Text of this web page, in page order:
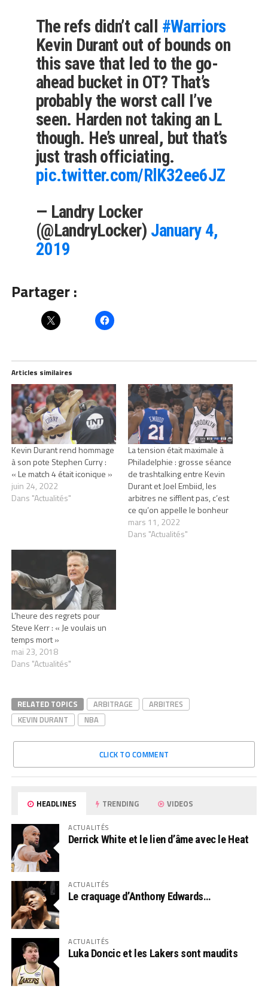
The refs didn’t call #Warriors
Kevin Durant out of bounds on
this save that led to the go-
ahead bucket in OT? That’s
probably the worst call I’ve
seen. Harden not taking an L
though. He’s unreal, but that’s
just trash officiating.
pic.twitter.com/RlK32ee6JZ
— Landry Locker
(@LandryLocker) January 4,
2019
Partager :
Articles similaires
Kevin Durant rend hommage
à son pote Stephen Curry :
« Le match 4 était iconique »
juin 24, 2022
Dans "Actualités"
La tension était maximale à
Philadelphie : grosse séance
de trashtalking entre Kevin
Durant et Joel Embiid, les
arbitres ne sifflent pas, c’est
ce qu’on appelle le bonheur
mars 11, 2022
Dans "Actualités"
L’heure des regrets pour
Steve Kerr : « Je voulais un
temps mort »
mai 23, 2018
Dans "Actualités"
RELATED TOPICS ARBITRAGE
ARBITRES
KEVIN DURANT
NBA
CLICK TO COMMENT
HEADLINES TRENDING VIDEOS
ACTUALITÉS
Derrick White et le lien d’âme avec le Heat
ACTUALITÉS
Le craquage d’Anthony Edwards…
ACTUALITÉS
Luka Doncic et les Lakers sont maudits